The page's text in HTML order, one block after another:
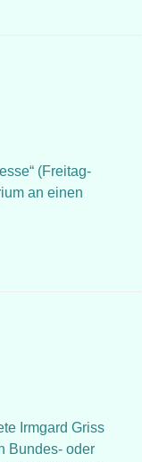
(Freitag-
an einen
Irmgard Griss
Bundes- oder